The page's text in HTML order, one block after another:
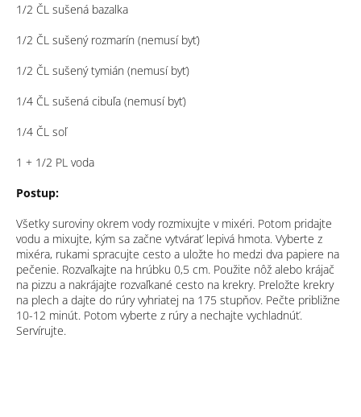
1/2 ČL sušená bazalka
1/2 ČL sušený rozmarín (nemusí byť)
1/2 ČL sušený tymián (nemusí byť)
1/4 ČL sušená cibuľa (nemusí byť)
1/4 ČL soľ
1 + 1/2 PL voda
Postup:
Všetky suroviny okrem vody rozmixujte v mixéri. Potom pridajte
vodu a mixujte, kým sa začne vytvárať lepivá hmota. Vyberte z
mixéra, rukami spracujte cesto a uložte ho medzi dva papiere na
pečenie. Rozvaľkajte na hrúbku 0,5 cm. Použite nôž alebo krájač
na pizzu a nakrájajte rozvaľkané cesto na krekry. Preložte krekry
na plech a dajte do rúry vyhriatej na 175 stupňov. Pečte približne
10-12 minút. Potom vyberte z rúry a nechajte vychladnúť.
Servírujte.